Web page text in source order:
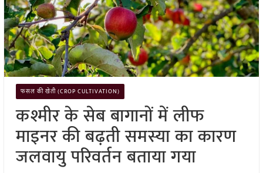
फसल की खेती (CROP CULTIVATION)
कश्मीर के सेब बागानों में लीफ
माइनर की बढ़ती समस्या का कारण
जलवायु परिवर्तन बताया गया